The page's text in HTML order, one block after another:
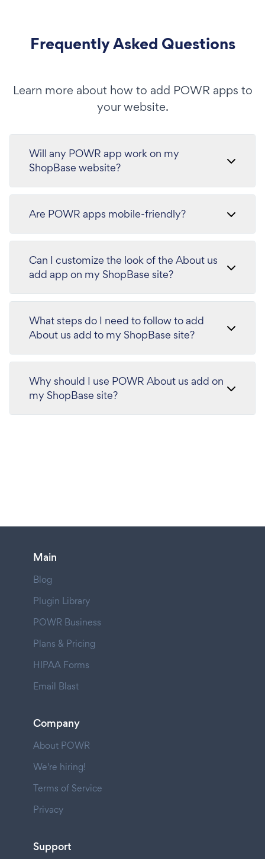
Frequently Asked Questions
Learn more about how to add POWR apps to
your website.
Will any POWR app work on my
ShopBase website?
Are POWR apps mobile-friendly?
Can I customize the look of the About us
add app on my ShopBase site?
What steps do I need to follow to add
About us add to my ShopBase site?
Why should I use POWR About us add on
my ShopBase site?
Main
Blog
Plugin Library
POWR Business
Plans & Pricing
HIPAA Forms
Email Blast
Company
About POWR
We're hiring!
Terms of Service
Privacy
Support